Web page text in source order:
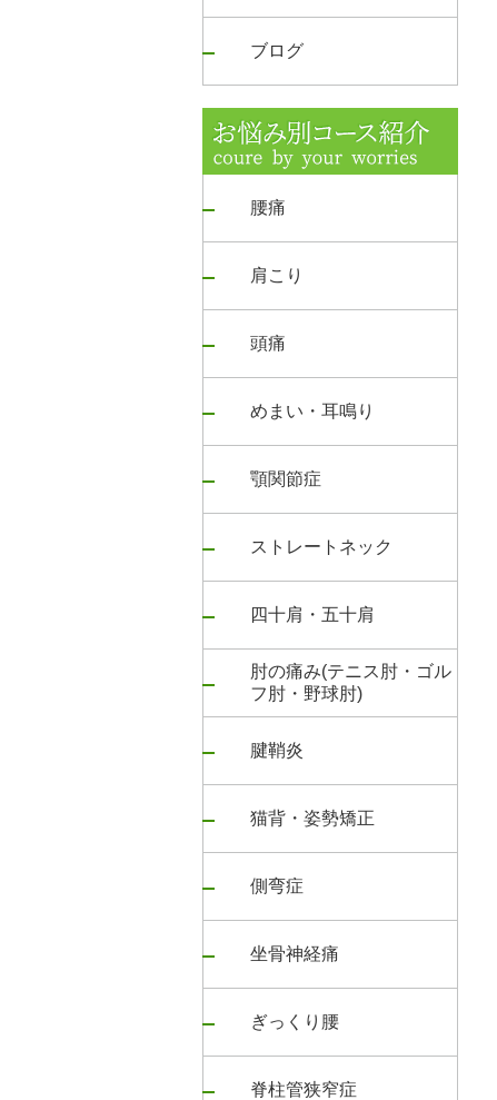
ブログ
腰痛
肩こり
頭痛
めまい・耳鳴り
顎関節症
ストレートネック
四十肩・五十肩
肘の痛み(テニス肘・ゴル
フ肘・野球肘)
腱鞘炎
猫背・姿勢矯正
側弯症
坐骨神経痛
ぎっくり腰
脊柱管狭窄症